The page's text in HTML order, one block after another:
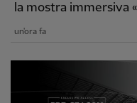
la mostra immersiva
un'ora fa